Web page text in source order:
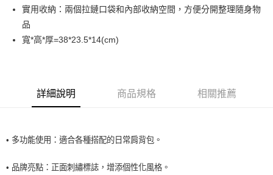
運送方式
全家取貨付款<未取貨列黑名單/不支援離島取退>
每筆NT$60，滿NT$990(含以上)免運費
7-11取貨<未取貨列黑名單/不支援離島取退>
實用收納：兩個拉鏈口袋和內部收納空間，方便分開整理隨身物
品
寬*高*厚=38*23.5*14(cm)
詳細說明 商品規格 相關推薦
• 多功能使用：適合各種搭配的日常肩背包。
• 品牌亮點：正面刺繡標誌，增添個性化風格。